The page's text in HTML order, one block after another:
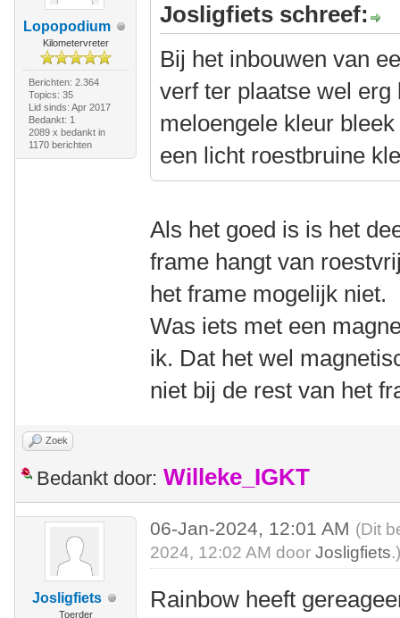
Lopopodium
Kilometervreter
Berichten: 2.364
Topics: 35
Lid sinds: Apr 2017
Bedankt: 1
2089 x bedankt in
1170 berichten
Josligfiets schreef:
Bij het inbouwen van
verf ter plaatse wel erg
meloengele kleur
een licht roestbruine
Als het goed is is het
frame hangt van
het frame mogelijk niet.
Was iets met een
ik. Dat het wel
niet bij de rest van het
Zoek
Bedankt door: Willeke_IGKT
Josligfiets
Toerder
06-Jan-2024, 12:01 AM (Dit
2024, 12:02 AM doorJosligfiets
Rainbow heeft